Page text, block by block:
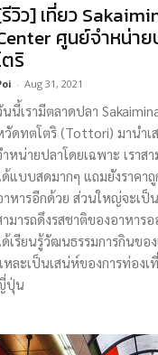
วิว] เที่ยว
ศูนย์จำหน่า
ริ
- Aug 31, 2021
นนี้เรามีตลาดปลา
วัดทตโตริ (Tottori) มานำ
หน่ายปลาโดยเฉพาะ เราส
ด้แบบสดมากๆ แถมยังราคาถู
าหารอีกด้วย ส่วนใหญ่จะเป็
ามารถดึงรสชาติของอาหาร
ด้เรียนรู้วัฒนธรรมการกินข
หละเป็นเสน่ห์ของการท่องเ
ปุ่น